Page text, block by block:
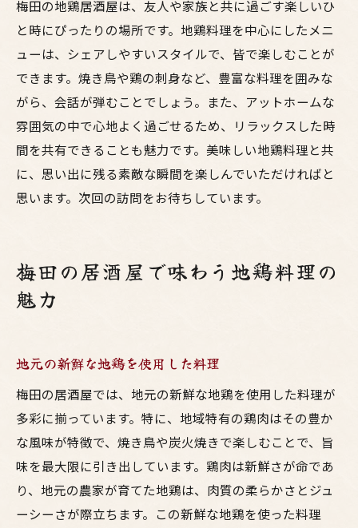
梅田の地鶏居酒屋は、友人や家族と共に過ごす楽しいひ
と時にぴったりの場所です。地鶏料理を中心にしたメニ
ューは、シェアしやすいスタイルで、皆で楽しむことが
できます。焼き鳥や鶏の刺身など、豊富な料理を囲みな
がら、会話が弾むことでしょう。また、アットホームな
雰囲気の中で心地よく過ごせるため、リラックスした時
間を共有できることも魅力です。美味しい地鶏料理と共
に、思い出に残る素敵な瞬間を楽しんでいただければと
思います。次回の訪問をお待ちしています。
梅田の居酒屋で味わう地鶏料理の
魅力
地元の新鮮な地鶏を使用した料理
梅田の居酒屋では、地元の新鮮な地鶏を使用した料理が
多彩に揃っています。特に、地域特有の鶏肉はその豊か
な風味が特徴で、焼き鳥や炭火焼きで楽しむことで、旨
味を最大限に引き出しています。鶏肉は新鮮さが命であ
り、地元の農家が育てた地鶏は、肉質の柔らかさとジュ
ーシーさが際立ちます。この新鮮な地鶏を使った料理